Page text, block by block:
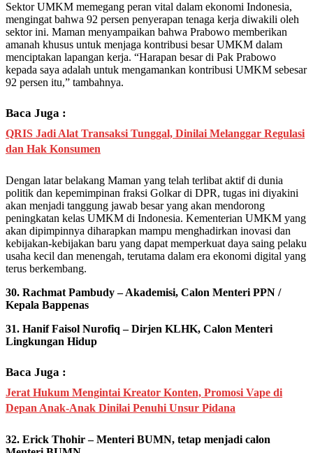
Sektor UMKM memegang peran vital dalam ekonomi Indonesia,
mengingat bahwa 92 persen penyerapan tenaga kerja diwakili oleh
sektor ini. Maman menyampaikan bahwa Prabowo memberikan
amanah khusus untuk menjaga kontribusi besar UMKM dalam
menciptakan lapangan kerja. “Harapan besar di Pak Prabowo
kepada saya adalah untuk mengamankan kontribusi UMKM sebesar
92 persen itu,” tambahnya.
Baca Juga :
QRIS Jadi Alat Transaksi Tunggal, Dinilai Melanggar Regulasi
dan Hak Konsumen
Dengan latar belakang Maman yang telah terlibat aktif di dunia
politik dan kepemimpinan fraksi Golkar di DPR, tugas ini diyakini
akan menjadi tanggung jawab besar yang akan mendorong
peningkatan kelas UMKM di Indonesia. Kementerian UMKM yang
akan dipimpinnya diharapkan mampu menghadirkan inovasi dan
kebijakan-kebijakan baru yang dapat memperkuat daya saing pelaku
usaha kecil dan menengah, terutama dalam era ekonomi digital yang
terus berkembang.
30. Rachmat Pambudy – Akademisi, Calon Menteri PPN /
Kepala Bappenas
31. Hanif Faisol Nurofiq – Dirjen KLHK, Calon Menteri
Lingkungan Hidup
Baca Juga :
Jerat Hukum Mengintai Kreator Konten, Promosi Vape di
Depan Anak-Anak Dinilai Penuhi Unsur Pidana
32. Erick Thohir – Menteri BUMN, tetap menjadi calon